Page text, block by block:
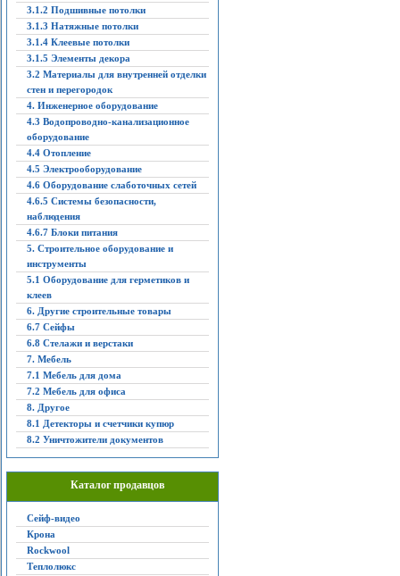
3.1.2 Подшивные потолки
3.1.3 Натяжные потолки
3.1.4 Клеевые потолки
3.1.5 Элементы декора
3.2 Материалы для внутренней отделки
стен и перегородок
4. Инженерное оборудование
4.3 Водопроводно-канализационное
оборудование
4.4 Отопление
4.5 Электрооборудование
4.6 Оборудование слаботочных сетей
4.6.5 Системы безопасности,
наблюдения
4.6.7 Блоки питания
5. Строительное оборудование и
инструменты
5.1 Оборудование для герметиков и
клеев
6. Другие строительные товары
6.7 Сейфы
6.8 Стелажи и верстаки
7. Мебель
7.1 Мебель для дома
7.2 Мебель для офиса
8. Другое
8.1 Детекторы и счетчики купюр
8.2 Уничтожители документов
Каталог продавцов
Сейф-видео
Крона
Rockwool
Теплолюкс